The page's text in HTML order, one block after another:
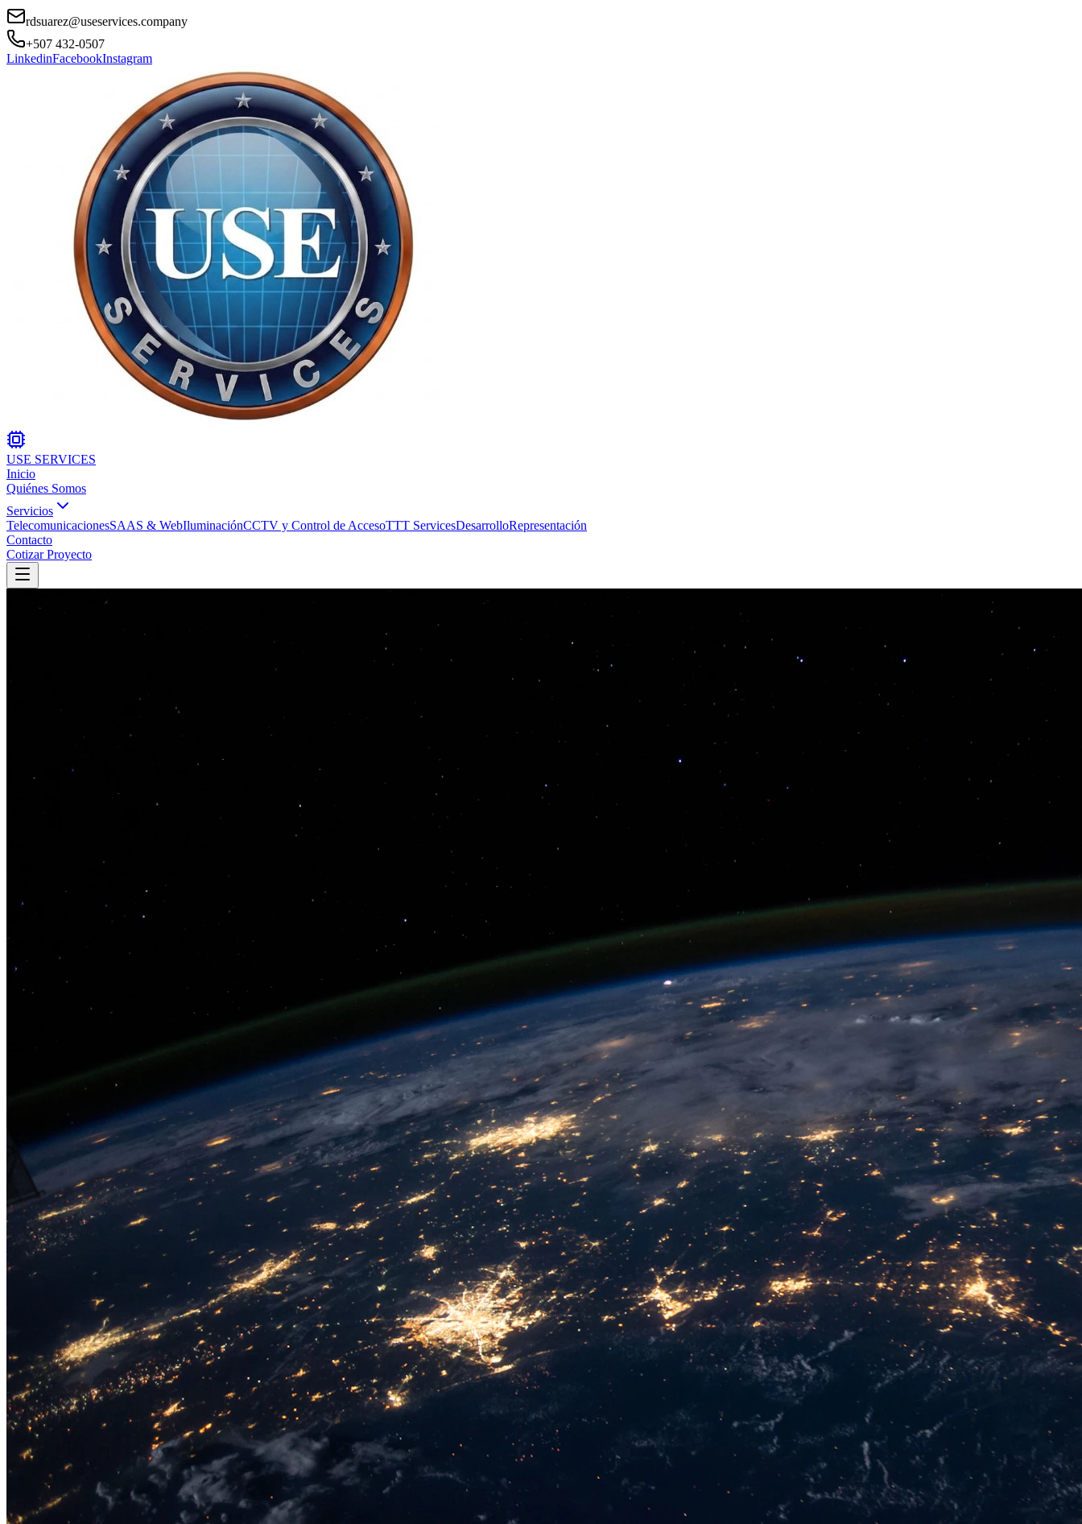
rdsuarez@useservices.company
+507 432-0507
LinkedinFacebookInstagram
USE SERVICES
Inicio
Quiénes Somos
Servicios
TelecomunicacionesSAAS & WebIluminaciónCCTV y Control de AccesoTTT ServicesDesarrolloRepresentación
Contacto
Cotizar Proyecto